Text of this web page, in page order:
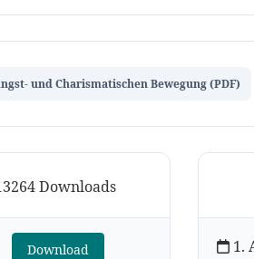
und Charismatischen Bewegung (PDF)
Downloads
Download 1.